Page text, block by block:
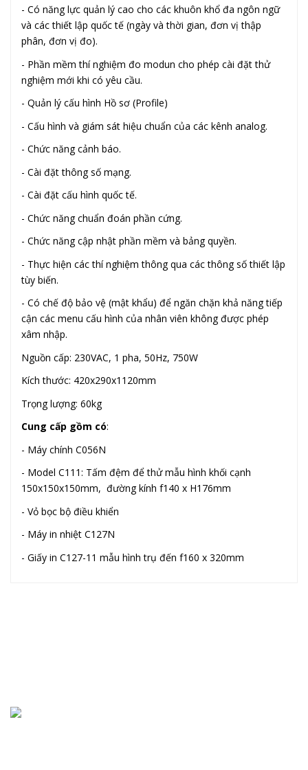
- Có năng lực quản lý cao cho các khuôn khổ đa ngôn ngữ
và các thiết lập quốc tế (ngày và thời gian, đơn vị thập
phân, đơn vị đo).
- Phần mềm thí nghiệm đo modun cho phép cài đặt thử
nghiệm mới khi có yêu cầu.
- Quản lý cấu hình Hồ sơ (Profile)
- Cấu hình và giám sát hiệu chuẩn của các kênh analog.
- Chức năng cảnh báo.
- Cài đặt thông số mạng.
- Cài đặt cấu hình quốc tế.
- Chức năng chuẩn đoán phần cứng.
- Chức năng cập nhật phần mềm và bảng quyền.
- Thực hiện các thí nghiệm thông qua các thông số thiết lập
tùy biến.
- Có chế độ bảo vệ (mật khẩu) để ngăn chặn khả năng tiếp
cận các menu cấu hình của nhân viên không được phép
xâm nhập.
Nguồn cấp: 230VAC, 1 pha, 50Hz, 750W
Kích thước: 420x290x1120mm
Trọng lượng: 60kg
Cung cấp gồm có:
- Máy chính C056N
- Model C111: Tấm đệm để thử mẫu hình khối cạnh
150x150x150mm, đường kính f140 x H176mm
- Vỏ bọc bộ điều khiển
- Máy in nhiệt C127N
- Giấy in C127-11 mẫu hình trụ đến f160 x 320mm